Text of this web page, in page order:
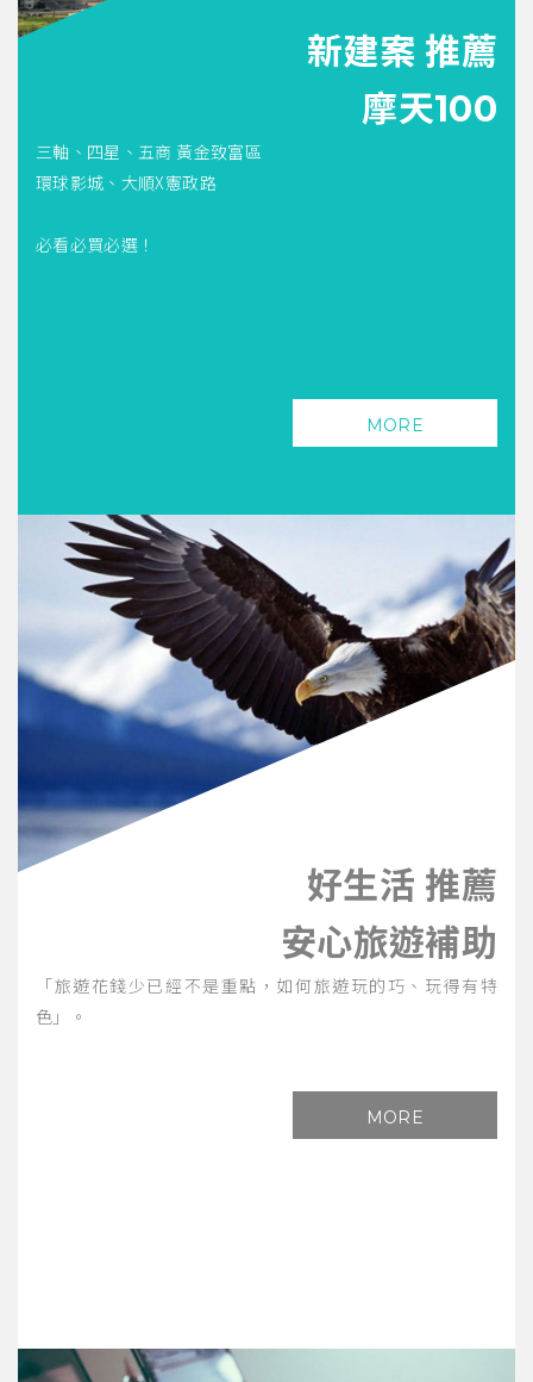
新建案 推薦
摩天100
三軸、四星、五商 黃金致富區
環球影城、大順X憲政路
必看必買必選！
MORE
好生活 推薦
安心旅遊補助
「旅遊花錢少已經不是重點，如何旅遊玩的巧、玩得有特
色」。
MORE